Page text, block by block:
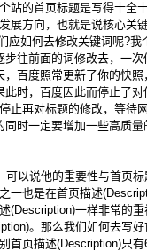
站的首页标题是写得十全
展方向，也就是说核心关
应如何去修改关键词呢?
步往前面的词修改去，一
，百度照常更新了你的快
此时，百度因此而停止了
止再对标题的修改，等待
同时一定要增加一些高质
以说他的重要性与首页标
一也是在首页描述
(Description)一样非常的
。那么我们如何去写
首页描述(Description)只